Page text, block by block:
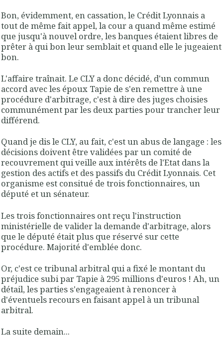
Bon, évidemment, en cassation, le Crédit Lyonnais a
tout de même fait appel, la cour a quand même estimé
que jusqu'à nouvel ordre, les banques étaient libres de
prêter à qui bon leur semblait et quand elle le jugeaient
bon.
L'affaire traînait. Le CLY a donc décidé, d'un commun
accord avec les époux Tapie de s'en remettre à une
procédure d'arbitrage, c'est à dire des juges choisies
communément par les deux parties pour trancher leur
différend.
Quand je dis le CLY, au fait, c'est un abus de langage : les
décisions doivent être validées par un comité de
recouvrement qui veille aux intérêts de l'Etat dans la
gestion des actifs et des passifs du Crédit Lyonnais. Cet
organisme est consitué de trois fonctionnaires, un
député et un sénateur.
Les trois fonctionnaires ont reçu l'instruction
ministérielle de valider la demande d'arbitrage, alors
que le député était plus que réservé sur cette
procédure. Majorité d'emblée donc.
Or, c'est ce tribunal arbitral qui a fixé le montant du
préjudice subi par Tapie à 295 millions d'euros ! Ah, un
détail, les parties s'engageaient à renoncer à
d'éventuels recours en faisant appel à un tribunal
arbitral.
La suite demain...